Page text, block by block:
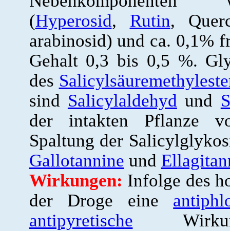
(Hyperosid, Rutin,
arabinosid) und ca. 0,1%
Gehalt 0,3 bis 0,5 %.
des
sind Salicylaldehyd und
der intakten Pflanze
Spaltung der
Gallotannine und
Wirkungen: Infolge des
der Droge eine
antipyretische